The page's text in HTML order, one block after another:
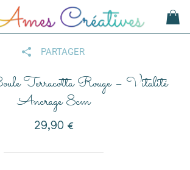
PARTAGER
Terracotta Rouge – Vitalité
Ancrage 8cm
29,90 €